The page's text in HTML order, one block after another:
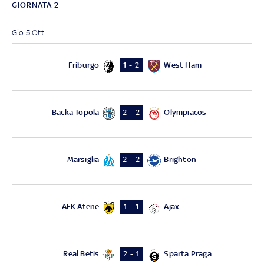
GIORNATA 2
Gio 5 Ott
Friburgo 1 - 2 West Ham
Backa Topola 2 - 2 Olympiacos
Marsiglia 2 - 2 Brighton
AEK Atene 1 - 1 Ajax
Real Betis 2 - 1 Sparta Praga